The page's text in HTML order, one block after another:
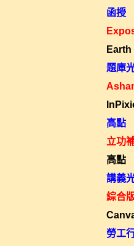
函授
Earth
題庫
高點
立功
高點
講義
綜合
勞工